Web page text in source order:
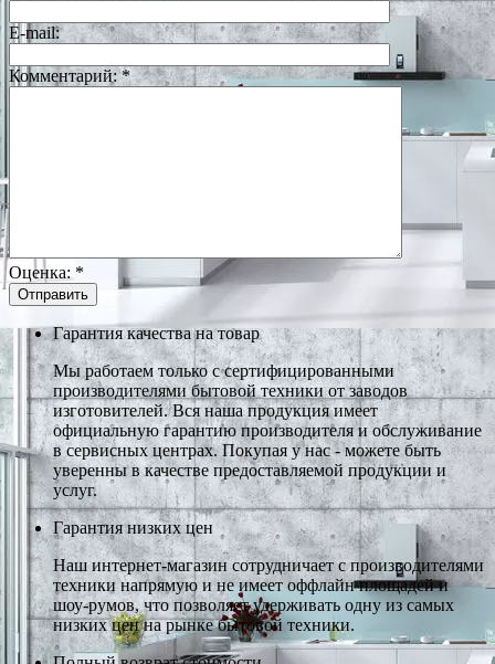
E-mail:
Комментарий:*
Оценка: *
Гарантия качества на товар
Мы работаем только с сертифицированными
производителями бытовой техники от заводов
изготовителей. Вся наша продукция имеет
официальную гарантию производителя и обслуживание
в сервисных центрах. Покупая у нас - можете быть
уверенны в качестве предоставляемой продукции и
услуг.
Гарантия низких цен
Наш интернет-магазин сотрудничает с производителями
техники напрямую и не имеет оффлайн площадей и
шоу-румов, что позволяет удерживать одну из самых
низких цен на рынке бытовой техники.